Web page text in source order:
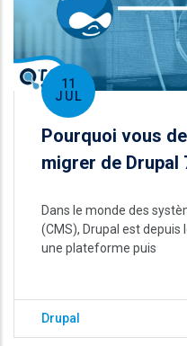
11
JUL
Pourquoi vous
migrer de Drupal
Dans le monde des
(CMS), Drupal est
une plateforme puis
Drupal